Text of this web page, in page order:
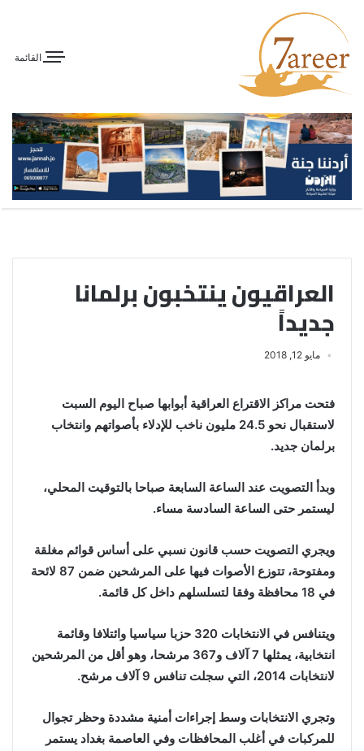
القائمة
العراقيون ينتخبون برلمانا
جديداً
مايو 12, 2018
فتحت مراكز الاقتراع العراقية أبوابها صباح اليوم السبت
لاستقبال نحو 24.5 مليون ناخب للإدلاء بأصواتهم وانتخاب
برلمان جديد.
وبدأ التصويت عند الساعة السابعة صباحا بالتوقيت المحلي،
ليستمر حتى الساعة السادسة مساء.
ويجري التصويت حسب قانون نسبي على أساس قوائم مغلقة
ومفتوحة، تتوزع الأصوات فيها على المرشحين ضمن 87 لائحة
في 18 محافظة وفقا لتسلسلهم داخل كل قائمة.
ويتنافس في الانتخابات 320 حزبا سياسيا وائتلافا وقائمة
انتخابية، يمثلها 7 آلاف و367 مرشحا، وهو أقل من المرشحين
لانتخابات 2014، التي سجلت تنافس 9 آلاف مرشح.
وتجري الانتخابات وسط إجراءات أمنية مشددة وحظر تجوال
للمركبات في أغلب المحافظات وفي العاصمة بغداد يستمر